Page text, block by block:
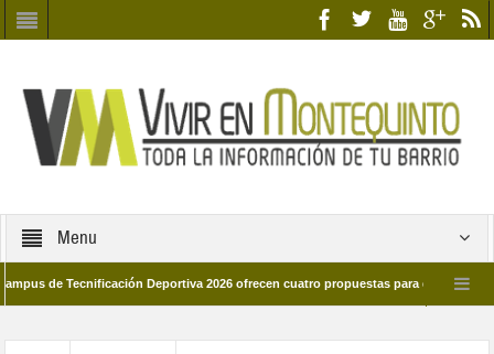
Menu
Tecnificación Deportiva 2026 ofrecen cuatro propuestas para disfrutar del